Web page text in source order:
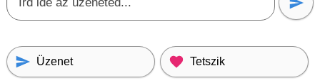
Üzenet Tetszik